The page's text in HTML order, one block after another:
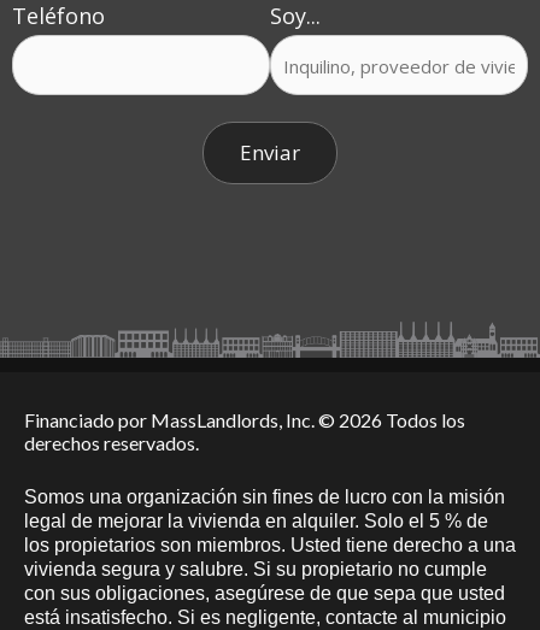
Teléfono Soy...
Financiado por MassLandlords, Inc. © 2026 Todos los
derechos reservados.
Somos una organización sin fines de lucro con la misión
legal de mejorar la vivienda en alquiler. Solo el 5 % de
los propietarios son miembros. Usted tiene derecho a una
vivienda segura y salubre. Si su propietario no cumple
con sus obligaciones, asegúrese de que sepa que usted
está insatisfecho. Si es negligente, contacte al municipio